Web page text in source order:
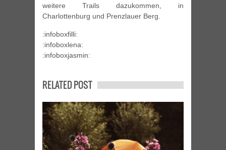
weitere Trails dazukommen, in
Charlottenburg und Prenzlauer Berg.
:infoboxfilli:
:infoboxlena:
:infoboxjasmin:
RELATED POST